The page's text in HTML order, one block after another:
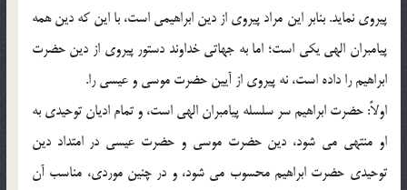
پيروي نمايد. بنابر این مراد پیروی از دين ابراهيمي است، با اين كه دين همه
پیامبران الهی يكي است؛ اما به جهاتي خداوند دستور پیروی از دین حضرت
ابراهیم را داده است، نه پیروی از آیین حضرت موسی و عیسی را.
اولاً: حضرت ابراهيم سر سلسله پیامبران الهی است، و تمام ادیان توحیدی به
او منتهی می شود، دین حضرت موسی و حضرت عیسی در امتداد دین
توحیدی حضرت ابراهیم محسوب می شود، و در چنین موردی، مناسب آن